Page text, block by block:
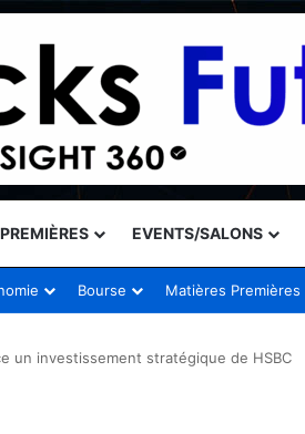
EVENTS/SALONS
Bourse Matières Premières
un investissement stratégique de HSBC